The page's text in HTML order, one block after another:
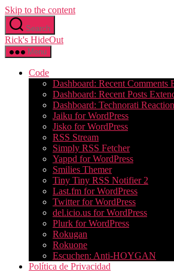
Skip to the content
Search
Rick's HideOut
Menu
Code
Dashboard: Recent Comments
Dashboard: Recent Posts
Dashboard: Technorati
Jaiku for WordPress
Jisko for WordPress
RSS Stream
Simply RSS Fetcher
Yappd for WordPress
Smilies Themer
Tiny Tiny RSS Notifier 2
Last.fm for WordPress
Twitter for WordPress
del.icio.us for WordPress
Plurk for WordPress
Rokugan
Rokuone
Escuchen: Anti-HOYGAN
Política de Privacidad